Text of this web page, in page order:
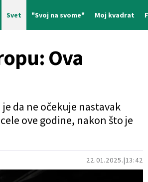
Svet "Svoj na svome" Moj kvadrat
22.01.2025. 13:42
Ova
da ne očekuje nastavak
ove godine, nakon što je